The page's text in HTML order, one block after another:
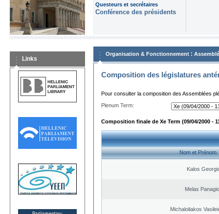
Questeurs et secrétaires
Conférence des présidents
Links
Organisation & Fonctionnement :
Composition des législatures
Pour consulter la composition des Assemblées
Plenum Term:
Composition finale de Xe Term (09/04/2000 -
Nom et Prénom
Kalos
Melas
Michaloliakos